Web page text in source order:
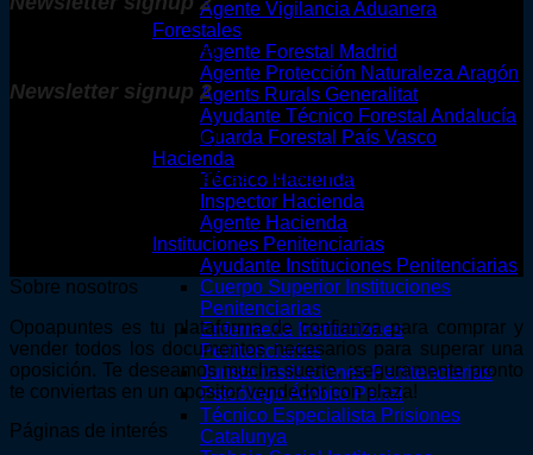
Agente Vigilancia Aduanera
Forestales
Agente Forestal Madrid
Agente Protección Naturaleza Aragón
Agents Rurals Generalitat
Ayudante Técnico Forestal Andalucía
Guarda Forestal País Vasco
Hacienda
Técnico Hacienda
Inspector Hacienda
Agente Hacienda
Instituciones Penitenciarias
Ayudante Instituciones Penitenciarias
Cuerpo Superior Instituciones
Penitenciarias
Enfermería Instituciones
Penitenciarias
Jurista Instituciones Penitenciarias
Psicólogo Ámbito Penal
Técnico Especialista Prisiones
Catalunya
(insert contact form here)
Newsletter signup 2
(insert contact form here)
These forms are included as Contact Form 7 Presets.
Sobre nosotros
Opoapuntes es tu plataforma de confianza para comprar y
vender todos los documentos necesarios para superar una
oposición. Te deseamos mucha suerte, ¡seguramente pronto
te conviertas en un opositor vendedor con plaza!
Páginas de interés